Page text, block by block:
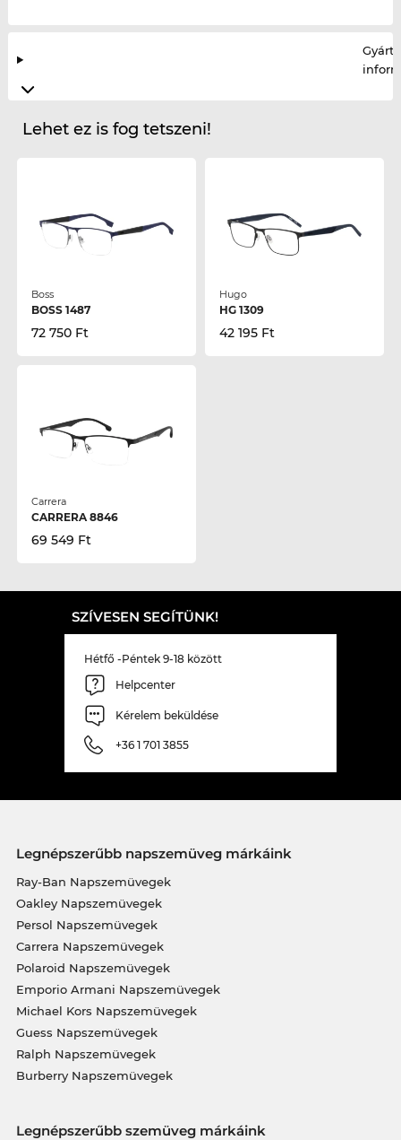
Lehet ez is fog tetszeni!
Boss
BOSS 1487
72 750 Ft
Hugo
HG 1309
42 195 Ft
Carrera
CARRERA 8846
69 549 Ft
SZÍVESEN SEGÍTÜNK!
Hétfő -Péntek 9-18 között
Helpcenter
Kérelem beküldése
+36 1 701 3855
Legnépszerűbb napszemüveg márkáink
Ray-Ban Napszemüvegek
Oakley Napszemüvegek
Persol Napszemüvegek
Carrera Napszemüvegek
Polaroid Napszemüvegek
Emporio Armani Napszemüvegek
Michael Kors Napszemüvegek
Guess Napszemüvegek
Ralph Napszemüvegek
Burberry Napszemüvegek
Legnépszerűbb szemüveg márkáink